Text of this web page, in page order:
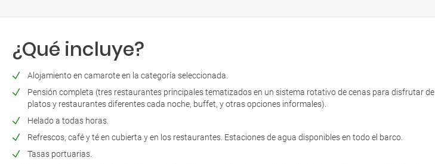
¿Qué incluye?
Alojamiento en camarote en la categoría seleccionada.
Pensión completa (tres restaurantes principales tematizados en un sistema rotativo de cenas para disfrutar de
platos y restaurantes diferentes cada noche, buffet, y otras opciones informales).
Helado a todas horas.
Refrescos, café y té en cubierta y en los restaurantes. Estaciones de agua disponibles en todo el barco.
Tasas portuarias.